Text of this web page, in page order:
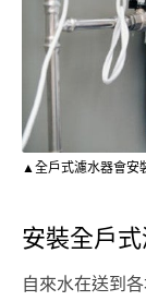
▲全戶式濾水器會安
安裝全戶
自來水在送到